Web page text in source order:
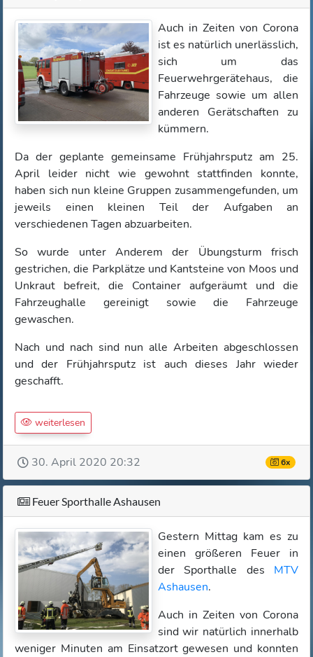
Auch in Zeiten von Corona
ist es natürlich unerlässlich,
sich um das
Feuerwehrgerätehaus, die
Fahrzeuge sowie um allen
anderen Gerätschaften zu
kümmern.
Da der geplante gemeinsame Frühjahrsputz am 25.
April leider nicht wie gewohnt stattfinden konnte,
haben sich nun kleine Gruppen zusammengefunden, um
jeweils einen kleinen Teil der Aufgaben an
verschiedenen Tagen abzuarbeiten.
So wurde unter Anderem der Übungsturm frisch
gestrichen, die Parkplätze und Kantsteine von Moos und
Unkraut befreit, die Container aufgeräumt und die
Fahrzeughalle gereinigt sowie die Fahrzeuge
gewaschen.
Nach und nach sind nun alle Arbeiten abgeschlossen
und der Frühjahrsputz ist auch dieses Jahr wieder
geschafft.
weiterlesen
30. April 2020 20:32 6x
Feuer Sporthalle Ashausen
Gestern Mittag kam es zu
einen größeren Feuer in
der Sporthalle des MTV
Ashausen.
Auch in Zeiten von Corona
sind wir natürlich innerhalb
weniger Minuten am Einsatzort gewesen und konnten